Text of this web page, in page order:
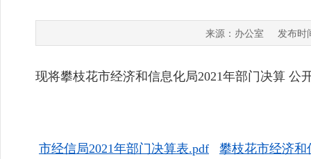
来源： 办公室 发布时
现将攀枝花市经济和信息化局2021年部门决算 公
市经信局2021年部门决算表.pdf 攀枝花市经济和